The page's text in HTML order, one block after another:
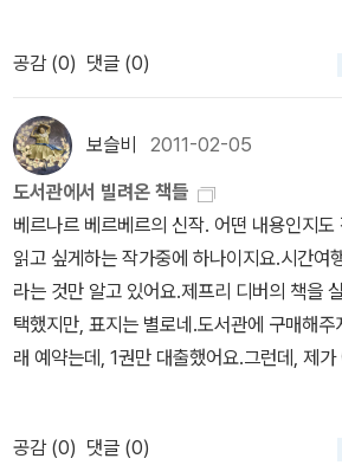
미있는 책입니다. 다음시리즈가 기다려지
는 판타지 어드벤쳐 성장동화예요.^^ 초자연
미스터리로 분류할까?하다가 판타지소설로
적이지는 않았습니다. 귀여운 몰리문 시리즈
던데, 평소대로라면 구입해서 읽었을테지만
4권 기증하고 5권은 도서관에서 구입해달라
^;; 귀여운 책들. 로맨스로 분류할까? 살짝
로맨스보다 초자연적인 능력이 더 돋보여 판
히 주인공 소녀가 좀 마음에 들지 않아서 다
고민됩니다. SF소설/ 공상과학 (23권) 재
너무 재미있게 읽어서 리뷰쓰기 불편한 책
할지, 로맨스로 분류해야할지, 액션 스릴러
대한 언급이 참 많이 되었어요. 그때도 한번
카미 하루키 때문이라도 읽어야겠습니다. 그
기 힘든 책이기도 하지요.'블레이드 러너'의
너무 재미있게 봐서, 책으로 읽기가 힘드네요.
공감 (0) 댓글 (0)
보슬비 2011-02-05
도서관에서 빌려온 책들
베르나르 베르베르의 신작. 어떤 내용인지
읽고 싶게하는 작가중에 하나이지요.시간여
라는 것만 알고 있어요.제프리 디버의 책을
택했지만, 표지는 별로네.도서관에 구매해
래 예약는데, 1권만 대출했어요.그런데, 제
누군가의 기증으로 받은 책같은 느낌이네요.
만에 이렇게 심하게 헌책이 될리 없겠지요.
공감 (0) 댓글 (0)